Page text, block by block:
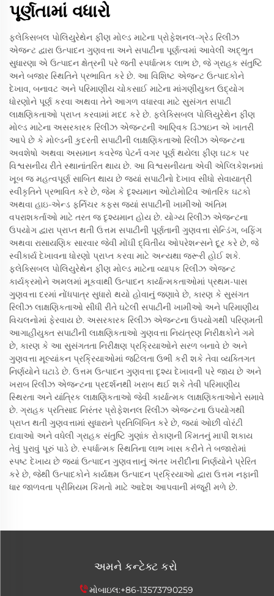
પૂર્ણતામાં વધારો
ફ્લેક્સિબલ પોલિયુરેથેન ફીણ મોલ્ડ માટેના પ્રોફેશનલ-ગ્રેડ રિલીઝ
એજન્ટ દ્વારા ઉત્પાદન ગુણવત્તા અને સપાટીના પૂર્ણત્વમાં આવેલી અદ્ભુત
સુધારણા એ ઉત્પાદન ક્ષેત્રની પરે જતી સ્પર્ધાત્મક લાભ છે, જે ગ્રાહક સંતુષ્ટિ
અને બજાર સ્થિતિને પ્રભાવિત કરે છે. આ વિશિષ્ટ એજન્ટ ઉત્પાદકોને
દેખાવ, બનાવટ અને પરિમાણીય ચોકસાઈ માટેના માંગણીયુક્ત ઉદ્યોગ
ધોરણોને પૂર્ણ કરવા અથવા તેને આગળ વધારવા માટે સુસંગત સપાટી
લાક્ષણિકતાઓ પ્રાપ્ત કરવામાં મદદ કરે છે. ફ્લેક્સિબલ પોલિયુરેથેન ફીણ
મોલ્ડ માટેના અસરકારક રિલીઝ એજન્ટની આણ્વિક ડિઝાઇન એ ખાતરી
આપે છે કે મોલ્ડની કુદરતી સપાટીની લાક્ષણિકતાઓ રિલીઝ એજન્ટના
અવશેષો અથવા અસમાન કવરેજ પેટર્ન વગર પૂર્ણ થયેલા ફીણ ઘટક પર
વિશ્વસનીય રીતે સ્થાનાંતરિત થાય છે. આ વિશ્વસનીયતા એવી એપ્લિકેશનમાં
ખૂબ જ મહત્વપૂર્ણ સાબિત થાય છે જ્યાં સપાટીનો દેખાવ સીધો સેવાયાત્રી
સ્વીકૃતિને પ્રભાવિત કરે છે, જેમ કે દૃશ્યમાન ઓટોમોટિવ આંતરિક ઘટકો
અથવા હાઇ-એન્ડ ફર્નિચર કફ્સ જ્યાં સપાટીની ખામીઓ અંતિમ
વપરાશકર્તાઓ માટે તરત જ દૃશ્યમાન હોય છે. યોગ્ય રિલીઝ એજન્ટના
ઉપયોગ દ્વારા પ્રાપ્ત થતી ઉત્તમ સપાટીની પૂર્ણતાની ગુણવત્તા સેન્ડિંગ, બફિંગ
અથવા રાસાયણિક સારવાર જેવી મોંઘી દ્વિતીય ઓપરેશન્સને દૂર કરે છે, જે
સ્વીકાર્ય દેખાવના ધોરણો પ્રાપ્ત કરવા માટે અન્યથા જરૂરી હોઈ શકે.
ફ્લેક્સિબલ પોલિયુરેથેન ફીણ મોલ્ડ માટેના વ્યાપક રિલીઝ એજન્ટ
કાર્યક્રમોને અમલમાં મૂકવાથી ઉત્પાદન કાર્યાત્મકતાઓમાં પ્રથમ-પાસ
ગુણવત્તા દરમાં નોંધપાત્ર સુધારો થયો હોવાનું જણાવે છે, કારણ કે સુસંગત
રિલીઝ લાક્ષણિકતાઓ સીધી રીતે ઘટેલી સપાટીની ખામીઓ અને પરિમાણીય
વિચલનોમાં ફેરવાય છે. અસરકારક રિલીઝ એજન્ટના ઉપયોગથી પરિણમતી
આગાહીયુક્ત સપાટીની લાક્ષણિકતાઓ ગુણવત્તા નિયંત્રણ નિરીક્ષકોને ગમે
છે, કારણ કે આ સુસંગતતા નિરીક્ષણ પ્રક્રિયાઓને સરળ બનાવે છે અને
ગુણવત્તા મૂલ્યાંકન પ્રક્રિયાઓમાં જટિલતા ઉભી કરી શકે તેવા વ્યક્તિગત
નિર્ણયોને ઘટાડે છે. ઉત્તમ ઉત્પાદન ગુણવત્તા દૃશ્ય દેખાવની પરે જાય છે અને
ખરાબ રિલીઝ એજન્ટના પ્રદર્શનથી ખરાબ થઈ શકે તેવી પરિમાણીય
સ્થિરતા અને યાંત્રિક લાક્ષણિકતાઓ જેવી કાર્યાત્મક લાક્ષણિકતાઓને સમાવે
છે. ગ્રાહક પ્રતિસાદ નિરંતર પ્રોફેશનલ રિલીઝ એજન્ટના ઉપયોગથી
પ્રાપ્ત થતી ગુણવત્તામાં સુધારાને પ્રતિબિંબિત કરે છે, જ્યાં ઓછી વોરંટી
દાવાઓ અને વધેલી ગ્રાહક સંતુષ્ટિ ગુણાંક રોકાણની કિંમતનું માપી શકાય
તેવું પુરાવું પૂરું પાડે છે. સ્પર્ધાત્મક સ્થિતિના લાભ ખાસ કરીને તે બજારોમાં
સ્પષ્ટ દેખાય છે જ્યાં ઉત્પાદન ગુણવત્તાનું અંતર ખરીદીના નિર્ણયોને પ્રેરિત
કરે છે, જેથી ઉત્પાદકોને કાર્યક્ષમ ઉત્પાદન પ્રક્રિયાઓ દ્વારા ઉત્તમ નફાની
ધાર જાળવતા પ્રીમિયમ કિંમતો માટે આદેશ આપવાની મંજૂરી મળે છે.
અમને કન્ટેક્ટ કરો
મોબાઇલ:+86-13573790259